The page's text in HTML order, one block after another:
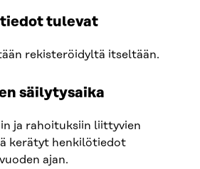
tulevat
rekisteröidyltä itseltään.
säilytysaika
ja rahoituksiin liittyvien
kerätyt henkilötiedot
ajan.